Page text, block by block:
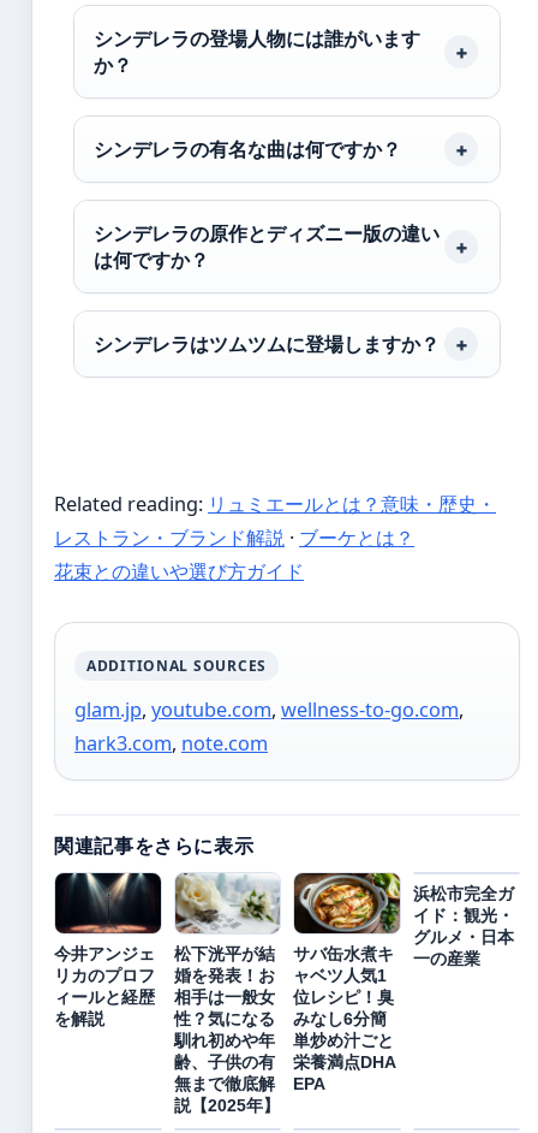
シンデレラの登場人物には誰がいます
か？
シンデレラの有名な曲は何ですか？
シンデレラの原作とディズニー版の違い
は何ですか？
シンデレラはツムツムに登場しますか？
Related reading: リュミエールとは？意味・歴史・
レストラン・ブランド解説 · ブーケとは？
花束との違いや選び方ガイド
ADDITIONAL SOURCES
glam.jp, youtube.com, wellness-to-go.com,
hark3.com, note.com
関連記事をさらに表示
今井アンジェ
リカのプロフ
ィールと経歴
を解説
松下洸平が結
婚を発表！お
相手は一般女
性？気になる
馴れ初めや年
齢、子供の有
無まで徹底解
説【2025年】
サバ缶水煮キ
ャベツ人気1
位レシピ！臭
みなし6分簡
単炒め汁ごと
栄養満点DHA
EPA
浜松市完全ガ
イド：観光・
グルメ・日本
一の産業